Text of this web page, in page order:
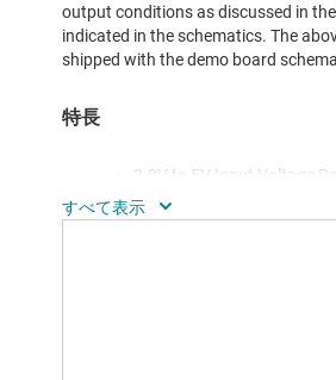
output conditions as discussed in
indicated in the schematics. The
shipped with the demo board
特長
3.0V to 5V Input Voltage
1.8V Output Voltage